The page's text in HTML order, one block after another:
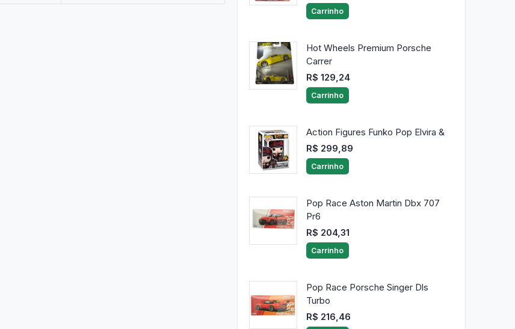
Carrinho
Hot Wheels Premium Porsche
Carrer
R$ 129,24
Carrinho
Action Figures Funko Pop Elvira &
R$ 299,89
Carrinho
Pop Race Aston Martin Dbx 707
Pr6
R$ 204,31
Carrinho
Pop Race Porsche Singer Dls
Turbo
R$ 216,46